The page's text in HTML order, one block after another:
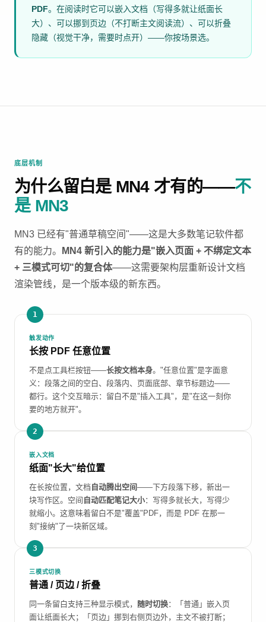
PDF。在阅读时它可以嵌入文档（写得多就让纸面长
大）、可以挪到页边（不打断主文阅读流）、可以折叠
隐藏（视觉干净，需要时点开）——你按场景选。
底层机制
为什么留白是 MN4 才有的——不
是 MN3
MN3 已经有"普通草稿空间"——这是大多数笔记软件都
有的能力。
MN4 新引入的能力是"嵌入页面 + 不绑定文本
+ 三模式可切"的复合体——这需要架构层重新设计文档
渲染管线，是一个版本级的新东西。
1
触发动作
长按 PDF 任意位置
不是点工具栏按钮——长按文档本身。"任意位置"是字面意
义：段落之间的空白、段落内、页面底部、章节标题边——
都行。这个交互暗示：留白不是"插入工具"，是"在这一刻你
要的地方就开"。
2
嵌入文档
纸面"长大"给位置
在长按位置，文档 自动腾出空间——下方段落下移，新出一
块写作区。空间 自动匹配笔记大小：写得多就长大，写得少
就缩小。这意味着留白不是"覆盖"PDF，而是 PDF 在那一
刻"接纳"了一块新区域。
3
三模式切换
普通 / 页边 / 折叠
同一条留白支持三种显示模式， 随时切换：「普通」嵌入页
面让纸面长大；「页边」挪到右侧页边外，主文不被打断；